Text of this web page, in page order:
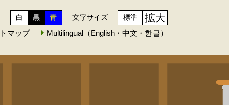
白 黒 青 文字サイズ 標準 拡大
マップ Multilingual（English・中文・한글）